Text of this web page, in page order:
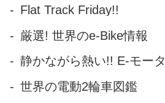
ジンを始動
駐車スペー
ことができ
「リモート
Flat Track Friday!!
厳選! 世界のe-Bike情報
静かながら熱い!! E-モー
世界の電動2輪車図鑑